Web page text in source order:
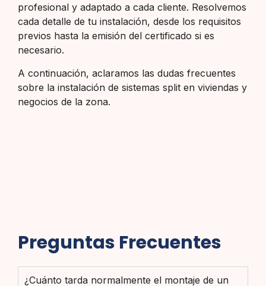
profesional y adaptado a cada cliente. Resolvemos
cada detalle de tu instalación, desde los requisitos
previos hasta la emisión del certificado si es
necesario.
A continuación, aclaramos las dudas frecuentes
sobre la instalación de sistemas split en viviendas y
negocios de la zona.
Preguntas Frecuentes
¿Cuánto tarda normalmente el montaje de un